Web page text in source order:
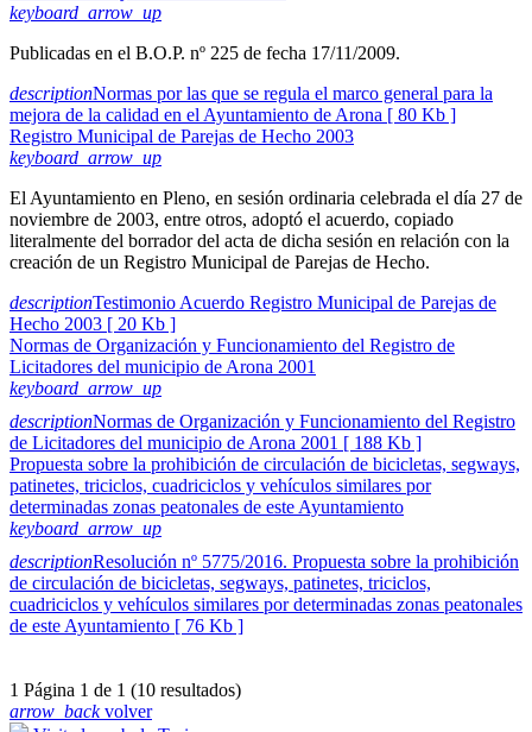
keyboard_arrow_up
Publicadas en el B.O.P. nº 225 de fecha 17/11/2009.
descriptionNormas por las que se regula el marco general para la
mejora de la calidad en el Ayuntamiento de Arona [ 80 Kb ]
Registro Municipal de Parejas de Hecho 2003
keyboard_arrow_up
El Ayuntamiento en Pleno, en sesión ordinaria celebrada el día 27 de
noviembre de 2003, entre otros, adoptó el acuerdo, copiado
literalmente del borrador del acta de dicha sesión en relación con la
creación de un Registro Municipal de Parejas de Hecho.
descriptionTestimonio Acuerdo Registro Municipal de Parejas de
Hecho 2003 [ 20 Kb ]
Normas de Organización y Funcionamiento del Registro de
Licitadores del municipio de Arona 2001
keyboard_arrow_up
descriptionNormas de Organización y Funcionamiento del Registro
de Licitadores del municipio de Arona 2001 [ 188 Kb ]
Propuesta sobre la prohibición de circulación de bicicletas, segways,
patinetes, triciclos, cuadriciclos y vehículos similares por
determinadas zonas peatonales de este Ayuntamiento
keyboard_arrow_up
descriptionResolución nº 5775/2016. Propuesta sobre la prohibición
de circulación de bicicletas, segways, patinetes, triciclos,
cuadriciclos y vehículos similares por determinadas zonas peatonales
de este Ayuntamiento [ 76 Kb ]
1 Página 1 de 1 (10 resultados)
arrow_backvolver